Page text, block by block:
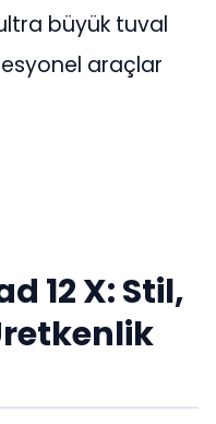
büyük tuval
araçlar
12 X: Stil,